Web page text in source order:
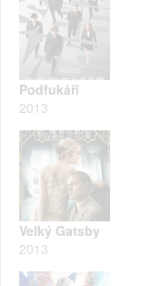
Podfukáři
2013
Velký Gatsby
2013